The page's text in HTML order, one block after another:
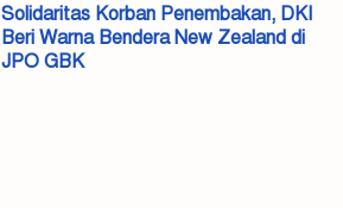
Solidaritas Korban Penembakan, DKI
Beri Warna Bendera New Zealand di
JPO GBK